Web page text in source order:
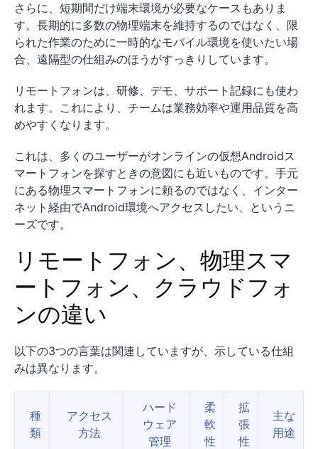
さらに、短期間だけ端末環境が必要なケースもありま
す。長期的に多数の物理端末を維持するのではなく、限
られた作業のために一時的なモバイル環境を使いたい場
合、遠隔型の仕組みのほうがすっきりしています。
リモートフォンは、研修、デモ、サポート記録にも使わ
れます。これにより、チームは業務効率や運用品質を高
めやすくなります。
これは、多くのユーザーがオンラインの仮想Androidス
マートフォンを探すときの意図にも近いものです。手元
にある物理スマートフォンに頼るのではなく、インター
ネット経由でAndroid環境へアクセスしたい、というニ
ーズです。
リモートフォン、物理スマ
ートフォン、クラウドフォ
ンの違い
以下の3つの言葉は関連していますが、示している仕組
みは異なります。
種
類
アクセス
方法
ハード
ウェア
管理
柔
軟
性
拡
張
性
主な
用途